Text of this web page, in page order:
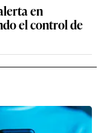
en
el control de